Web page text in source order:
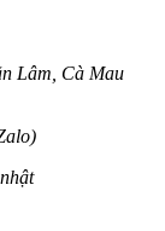
Lâm, Cà Mau